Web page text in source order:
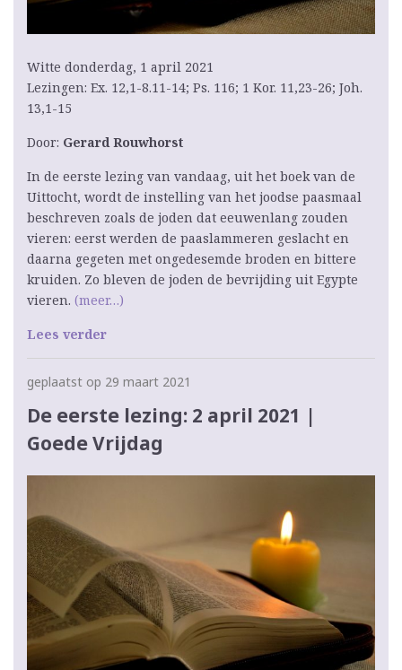
Witte donderdag, 1 april 2021
Lezingen: Ex. 12,1-8.11-14; Ps. 116; 1 Kor. 11,23-26; Joh.
13,1-15
Door: Gerard Rouwhorst
In de eerste lezing van vandaag, uit het boek van de
Uittocht, wordt de instelling van het joodse paasmaal
beschreven zoals de joden dat eeuwenlang zouden
vieren: eerst werden de paaslammeren geslacht en
daarna gegeten met ongedesemde broden en bittere
kruiden. Zo bleven de joden de bevrijding uit Egypte
vieren. (meer…)
Lees verder
geplaatst op 29 maart 2021
De eerste lezing: 2 april 2021 |
Goede Vrijdag